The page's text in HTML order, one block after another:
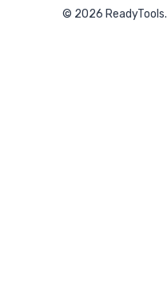
© 2026 ReadyTools.